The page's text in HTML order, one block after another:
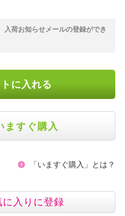
入荷お知らせメールの登録ができ
に入れる
ますぐ購入
「いますぐ購入」とは？
に入りに登録